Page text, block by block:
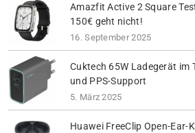
Amazfit Active 2 Square
150€ geht nicht!
16. September 2025
Cuktech 65W Ladegerät im
und PPS-Support
5. März 2025
Huawei FreeClip Open-Ear-